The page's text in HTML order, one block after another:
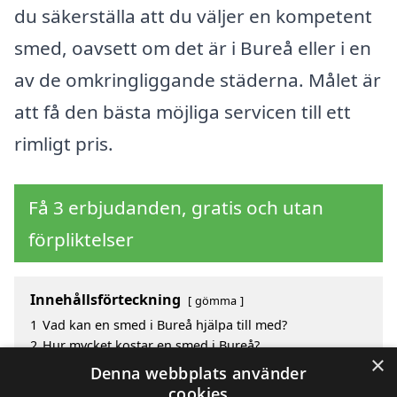
du säkerställa att du väljer en kompetent
smed, oavsett om det är i Bureå eller i en
av de omkringliggande städerna. Målet är
att få den bästa möjliga servicen till ett
rimligt pris.
Få 3 erbjudanden, gratis och utan
förpliktelser
Innehållsförteckning gömma
1 Vad kan en smed i Bureå hjälpa till med?
2 Hur mycket kostar en smed i Bureå?
Fördelar med att välja smed i Bureå
Sök efter en skicklig smed i de omgivande städerna
×
Denna webbplats använder